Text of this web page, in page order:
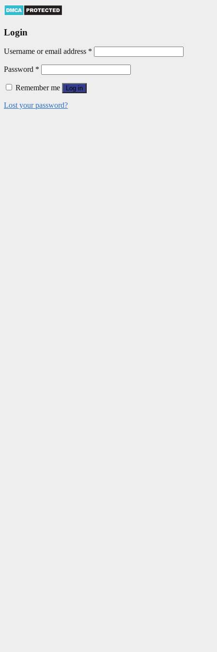
Login
Username or email address *
Password *
Remember me Log in
Lost your password?